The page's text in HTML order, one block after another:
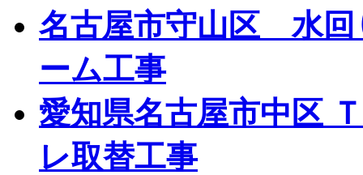
名古屋市守山区 水
ーム工事
愛知県名古屋市中区
レ取替工事